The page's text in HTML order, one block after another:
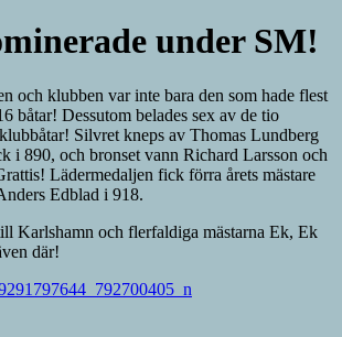
under SM!
och klubben var inte bara den som hade flest
båtar! Dessutom belades sex av de tio
Silvret kneps av Thomas Lundberg
i 890, och bronset vann Richard Larsson och
Lädermedaljen fick förra årets mästare
Edblad i 918.
Karlshamn och flerfaldiga mästarna Ek, Ek
där!